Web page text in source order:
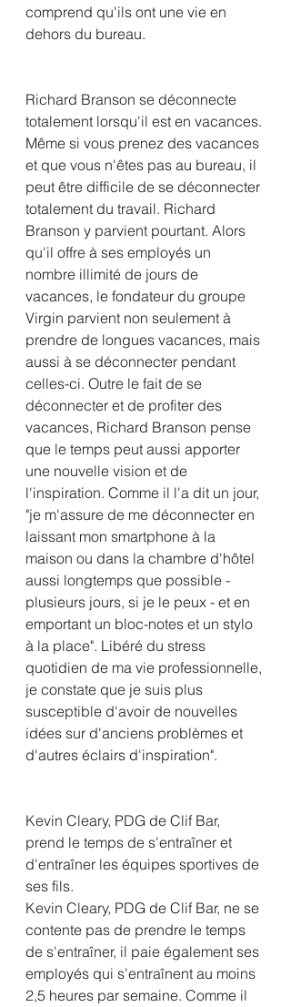
comprend qu'ils ont une vie en
dehors du bureau.
Richard Branson se déconnecte
totalement lorsqu'il est en vacances.
Même si vous prenez des vacances
et que vous n'êtes pas au bureau, il
peut être difficile de se déconnecter
totalement du travail. Richard
Branson y parvient pourtant. Alors
qu'il offre à ses employés un
nombre illimité de jours de
vacances, le fondateur du groupe
Virgin parvient non seulement à
prendre de longues vacances, mais
aussi à se déconnecter pendant
celles-ci. Outre le fait de se
déconnecter et de profiter des
vacances, Richard Branson pense
que le temps peut aussi apporter
une nouvelle vision et de
l'inspiration. Comme il l'a dit un jour,
"je m'assure de me déconnecter en
laissant mon smartphone à la
maison ou dans la chambre d'hôtel
aussi longtemps que possible -
plusieurs jours, si je le peux - et en
emportant un bloc-notes et un stylo
à la place". Libéré du stress
quotidien de ma vie professionnelle,
je constate que je suis plus
susceptible d'avoir de nouvelles
idées sur d'anciens problèmes et
d'autres éclairs d'inspiration".
Kevin Cleary, PDG de Clif Bar,
prend le temps de s'entraîner et
d'entraîner les équipes sportives de
ses fils.
Kevin Cleary, PDG de Clif Bar, ne se
contente pas de prendre le temps
de s'entraîner, il paie également ses
employés qui s'entraînent au moins
2,5 heures par semaine. Comme il